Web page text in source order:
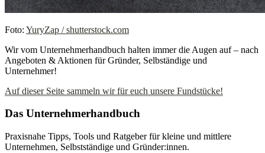
Foto: YuryZap / shutterstock.com
Wir vom Unternehmerhandbuch halten immer die Augen auf – nach
Angeboten & Aktionen für Gründer, Selbständige und
Unternehmer!
Auf dieser Seite sammeln wir für euch unsere Fundstücke!
Das Unternehmerhandbuch
Praxisnahe Tipps, Tools und Ratgeber für kleine und mittlere
Unternehmen, Selbstständige und Gründer:innen.